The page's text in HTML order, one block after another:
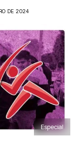
DE 2024
Especial